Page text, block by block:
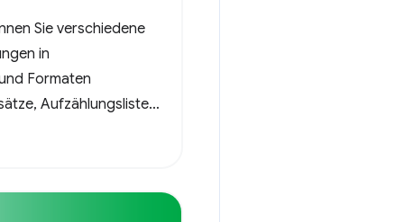
Sie verschiedene
in
Formaten
Aufzählungslisten